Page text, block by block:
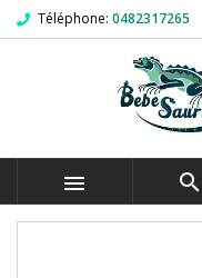
Téléphone: 0482317265
 